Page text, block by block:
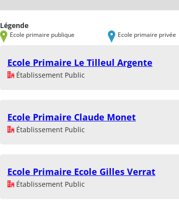
Légende
Ecole primaire publique Ecole primaire privée
Ecole Primaire Le Tilleul Argente
Établissement Public
Ecole Primaire Claude Monet
Établissement Public
Ecole Primaire Ecole Gilles Verrat
Établissement Public